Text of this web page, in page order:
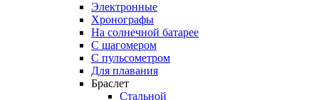
Электронные
Хронографы
На солнечной батарее
С шагомером
С пульсометром
Для плавания
Браслет
Стальной